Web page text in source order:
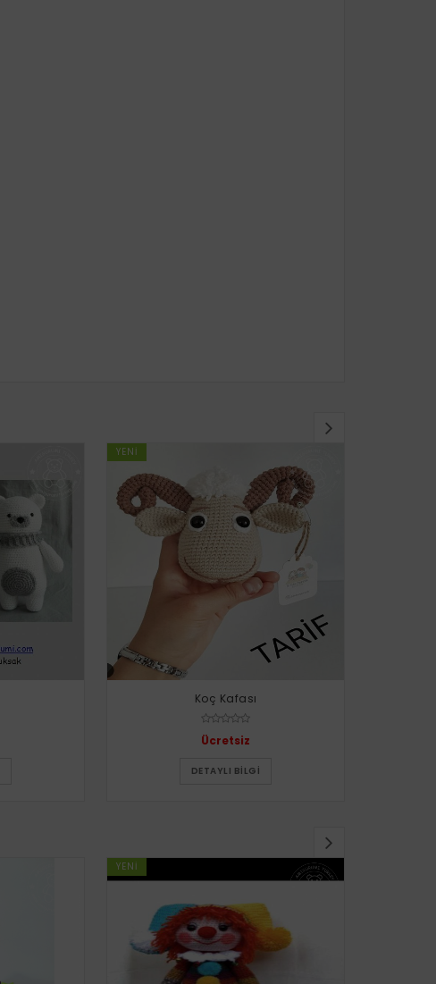
YENI
Koç Kafası
Ücretsiz
DETAYLI BILGI
YENI